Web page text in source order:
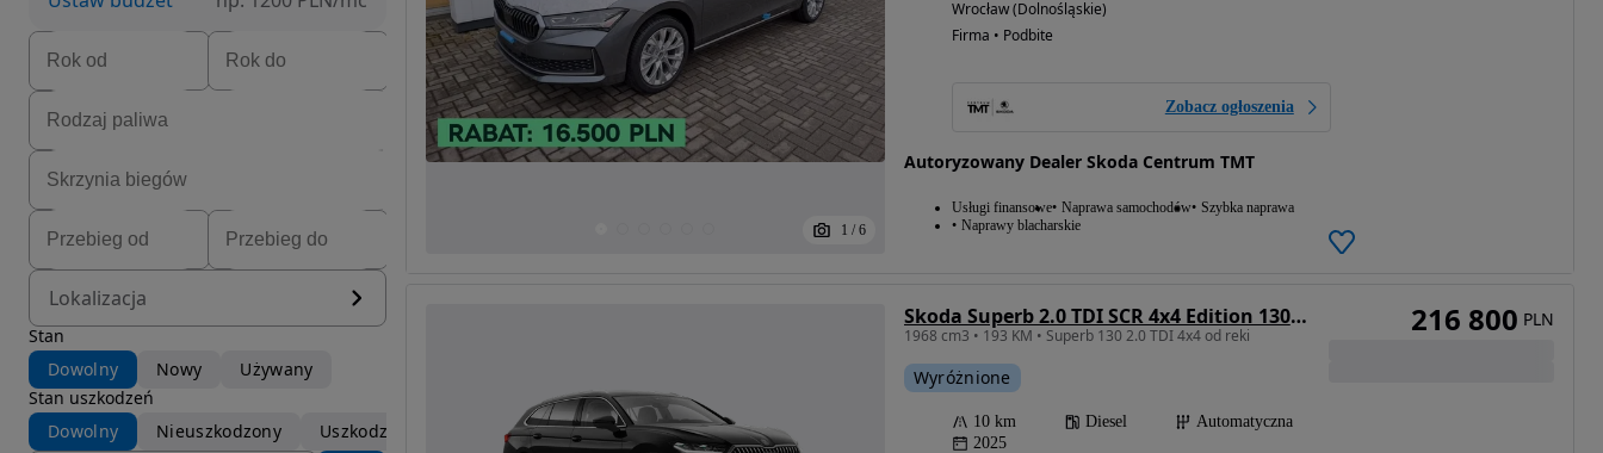
Lokalizacja
Stan
Dowolny
Nowy
Używany
Stan uszkodzeń
Dowolny
Nieuszkodzony Uszkodzony
1 / 6
Wrocław (Dolnośląskie)
Firma • Podbite
Zobacz ogłoszenia
Autoryzowany Dealer Skoda Centrum TMT
Usługi finansowe Naprawa samochodów Szybka naprawa
Naprawy blacharskie
Skoda Superb 2.0 TDI SCR 4x4 Edition 130 DSG
1968 cm3 • 193 KM • Superb 130 2.0 TDI 4x4 od reki
Wyróżnione
10 km Diesel
Automatyczna
2025
216 800 PLN